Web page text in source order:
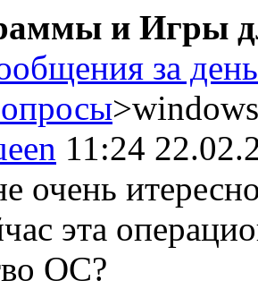
и Игры
за день
11:24
очень
эта
ОС?